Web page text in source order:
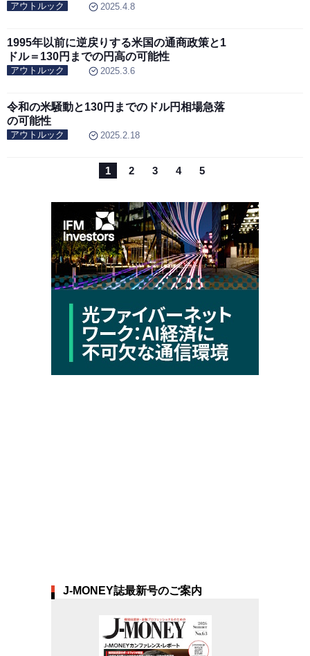
アウトルック 2025.4.8
1995年以前に逆戻りする米国の通商政策と1
ドル＝130円までの円高の可能性
アウトルック 2025.3.6
令和の米騒動と130円までのドル円相場急落
の可能性
アウトルック 2025.2.18
1 2 3 4 5
J-MONEY誌最新号のご案内